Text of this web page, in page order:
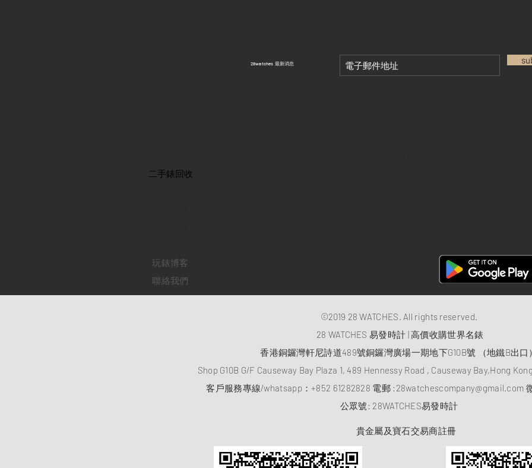
​28watches 最新消息
​二手錶回收
玩錶博客
聯絡我們
©2019 28 WATCHES. All rights reserved.
28 WATCHES 易發時計 | 高價收購世界名錶
香港銅鑼灣軒尼詩道489號銅鑼灣廣場一期地下G10B號 （地鐵B出口）
Shop G10B G/F Causeway Bay Plaza 1, 489 Hennessy Road , Causeway Bay,Hong Kong
客戶服務專線/whatsapp：+852 61282828 電郵 : 28watchescompany@gmail.com
​公眾號: 28WATCHES易發時計
貴金屬及寶石交易商註冊